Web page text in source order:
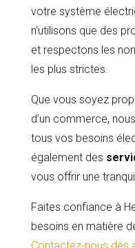
votre système
n’utilisons que des
et respectons les
les plus strictes.
Que vous soyez
d’un commerce,
tous vos besoins
également des
vous offrir une
Faites confiance à
besoins en matière